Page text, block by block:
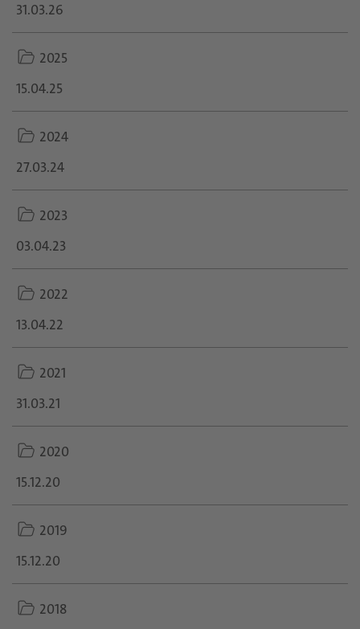
31.03.26
folder
2025
15.04.25
folder
2024
27.03.24
folder
2023
03.04.23
folder
2022
13.04.22
folder
2021
31.03.21
folder
2020
15.12.20
folder
2019
15.12.20
folder
2018